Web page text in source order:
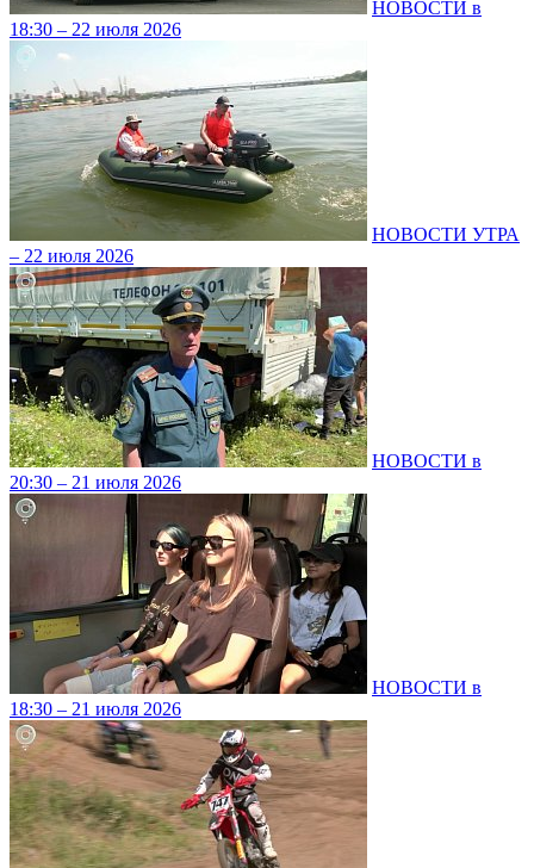
НОВОСТИ в
18:30 – 22 июля 2026
НОВОСТИ УТРА
– 22 июля 2026
НОВОСТИ в
20:30 – 21 июля 2026
НОВОСТИ в
18:30 – 21 июля 2026